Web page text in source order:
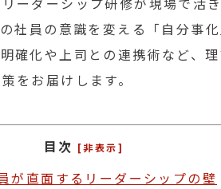
社員の意識を変える「自分事
確化や上司との連携術など、
をお届けします。
目次 [非表示]
が直面するリーダーシップの壁